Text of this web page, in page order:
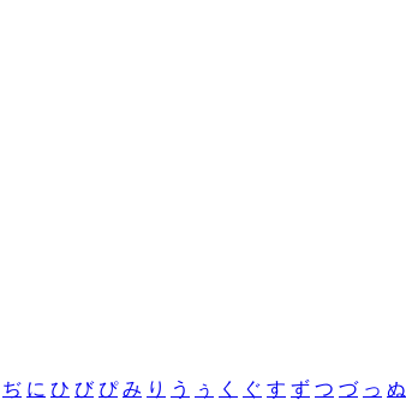
ぢ に ひ び ぴ み り う ぅ く ぐ す ず つ づ っ ぬ